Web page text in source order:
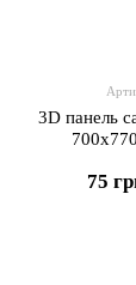
3D панель
75